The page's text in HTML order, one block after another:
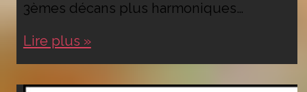
3èmes décans plus harmoniques…
Le
Lire plus »